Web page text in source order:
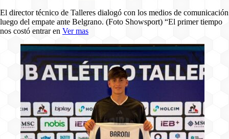
El director técnico de Talleres dialogó con los medios de comunicación
luego del empate ante Belgrano. (Foto Showsport) “El primer tiempo
nos costó entrar en Ver mas